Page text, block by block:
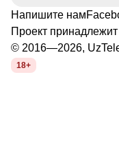
Напишите нам
Проект принадлежит
© 2016—2026,
18+